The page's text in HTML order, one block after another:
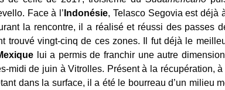
Face à l’ Indonésie, Telasco Segovia est déjà
la rencontre, il a réalisé et réussi des passes
trouvé vingt-cinq de ces zones. Il fut déjà le
lui a permis de franchir une autre
midi de juin à Vitrolles. Présent à la récupération,
dans la surface, il a été le bourreau d’un milieu